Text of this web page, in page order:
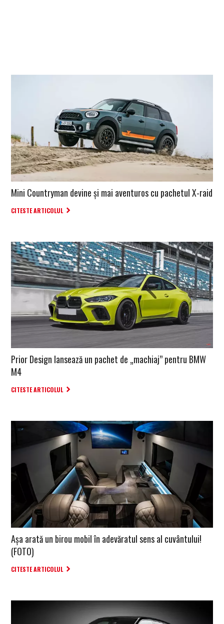
Mini Countryman devine și mai aventuros cu pachetul X-raid
CITESTE ARTICOLUL
Prior Design lansează un pachet de „machiaj” pentru BMW
M4
CITESTE ARTICOLUL
Așa arată un birou mobil în adevăratul sens al cuvântului!
(FOTO)
CITESTE ARTICOLUL